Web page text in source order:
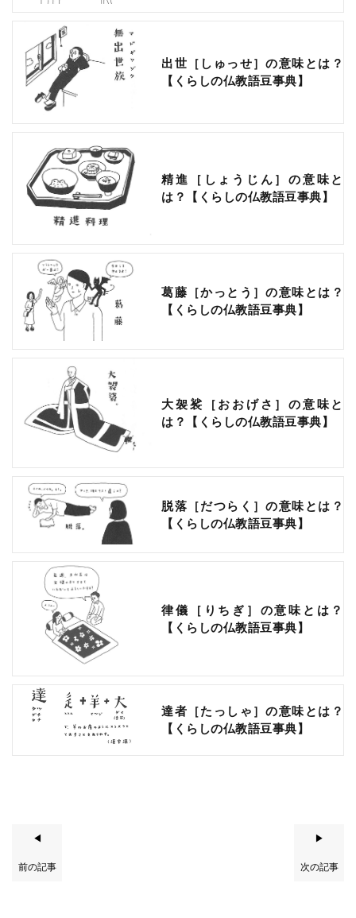
出世［しゅっせ］の意味とは？
【くらしの仏教語豆事典】
精進［しょうじん］の意味と
は？【くらしの仏教語豆事典】
葛藤［かっとう］の意味とは？
【くらしの仏教語豆事典】
大袈裟［おおげさ］の意味と
は？【くらしの仏教語豆事典】
脱落［だつらく］の意味とは？
【くらしの仏教語豆事典】
律儀［りちぎ］の意味とは？
【くらしの仏教語豆事典】
達者［たっしゃ］の意味とは？
【くらしの仏教語豆事典】
◀
前の記事
▶
次の記事